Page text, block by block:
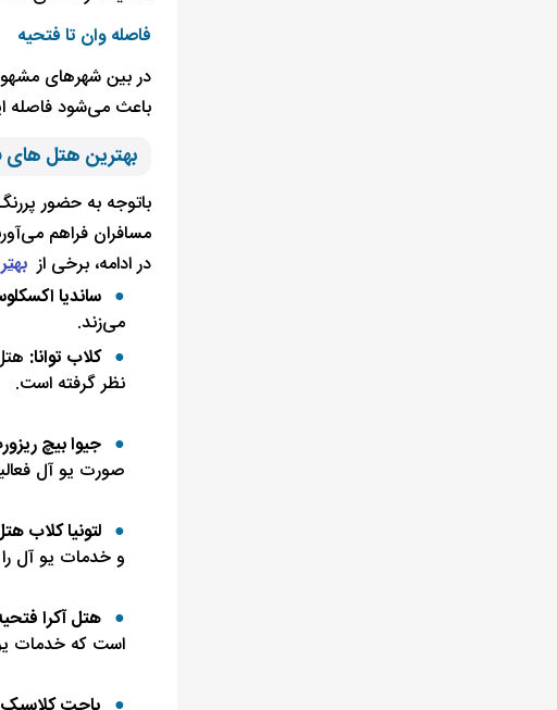
فاصله وان تا فتحیه
در بین شهرهای
باعث می‌شود فاصله این دو شهر، ۱۳۵۰ کیلومتر باشد که طی کردن آن
بهترین هتل های
باتوجه به حضور
مسافران فراهم
در ادامه، برخی از
ساندیا
می‌زند.
کلاب توانا:
نظر گرفته است.
جیوا بیچ
صورت یو آل
لتونیا کلاب
و خدمات یو آل را
هتل آکرا
است که خدمات یو